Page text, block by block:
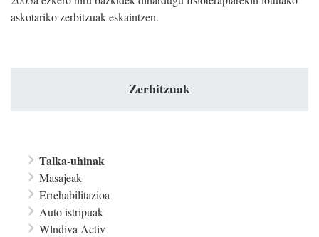
askotariko zerbitzuak eskaintzen.
Zerbitzuak
Talka-uhinak
Masajeak
Errehabilitazioa
Auto istripuak
Wlndiva Activ